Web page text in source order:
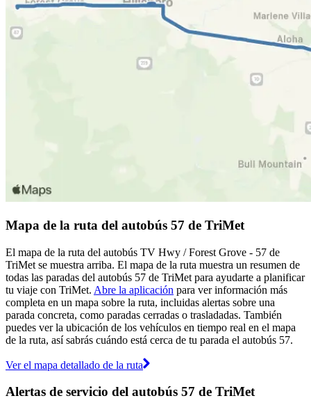
Mapa de la ruta del autobús 57 de TriMet
El mapa de la ruta del autobús TV Hwy / Forest Grove - 57 de
TriMet se muestra arriba. El mapa de la ruta muestra un resumen de
todas las paradas del autobús 57 de TriMet para ayudarte a planificar
tu viaje con TriMet. Abre la aplicación para ver información más
completa en un mapa sobre la ruta, incluidas alertas sobre una
parada concreta, como paradas cerradas o trasladadas. También
puedes ver la ubicación de los vehículos en tiempo real en el mapa
de la ruta, así sabrás cuándo está cerca de tu parada el autobús 57.
Ver el mapa detallado de la ruta
Alertas de servicio del autobús 57 de TriMet